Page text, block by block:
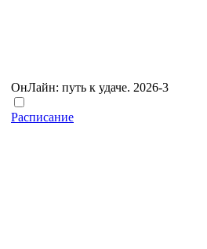
ОнЛайн: путь к удаче. 2026-3
Расписание